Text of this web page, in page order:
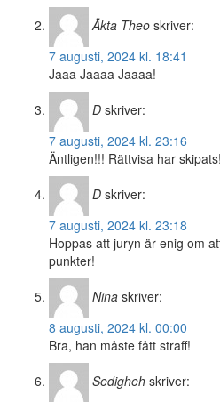
Äkta Theo skriver:
7 augusti, 2024 kl. 18:41
Jaaa Jaaaa Jaaaa!
D skriver:
7 augusti, 2024 kl. 23:16
Äntligen!!! Rättvisa har
D skriver:
7 augusti, 2024 kl. 23:18
Hoppas att juryn är enig om
punkter!
Nina skriver:
8 augusti, 2024 kl. 00:00
Bra, han måste fått straff!
Sedigheh skriver: